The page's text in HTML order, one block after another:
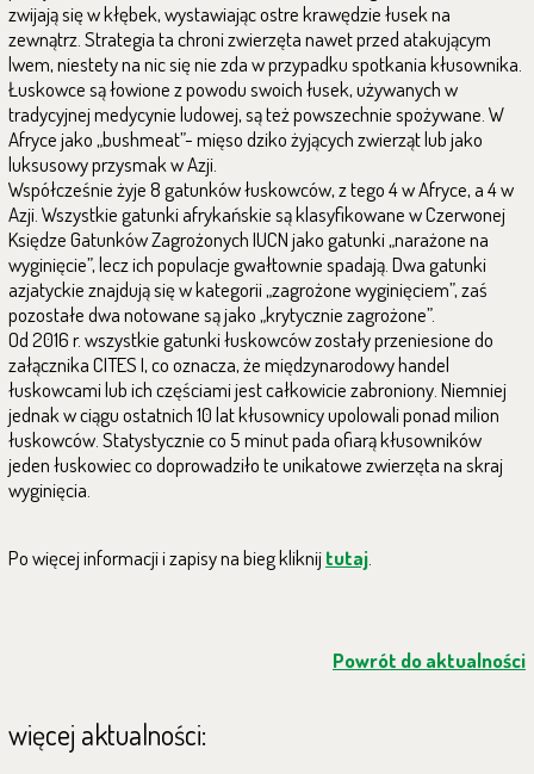
zwijają się w kłębek, wystawiając ostre krawędzie łusek na
zewnątrz. Strategia ta chroni zwierzęta nawet przed atakującym
lwem, niestety na nic się nie zda w przypadku spotkania kłusownika.
Łuskowce są łowione z powodu swoich łusek, używanych w
tradycyjnej medycynie ludowej, są też powszechnie spożywane. W
Afryce jako „bushmeat”- mięso dziko żyjących zwierząt lub jako
luksusowy przysmak w Azji.
Współcześnie żyje 8 gatunków łuskowców, z tego 4 w Afryce, a 4 w
Azji. Wszystkie gatunki afrykańskie są klasyfikowane w Czerwonej
Księdze Gatunków Zagrożonych IUCN jako gatunki „narażone na
wyginięcie”, lecz ich populacje gwałtownie spadają. Dwa gatunki
azjatyckie znajdują się w kategorii „zagrożone wyginięciem”, zaś
pozostałe dwa notowane są jako „krytycznie zagrożone”.
Od 2016 r. wszystkie gatunki łuskowców zostały przeniesione do
załącznika CITES I, co oznacza, że międzynarodowy handel
łuskowcami lub ich częściami jest całkowicie zabroniony. Niemniej
jednak w ciągu ostatnich 10 lat kłusownicy upolowali ponad milion
łuskowców. Statystycznie co 5 minut pada ofiarą kłusowników
jeden łuskowiec co doprowadziło te unikatowe zwierzęta na skraj
wyginięcia.
Po więcej informacji i zapisy na bieg kliknijtutaj
Powrót do aktualności
więcej aktualności: